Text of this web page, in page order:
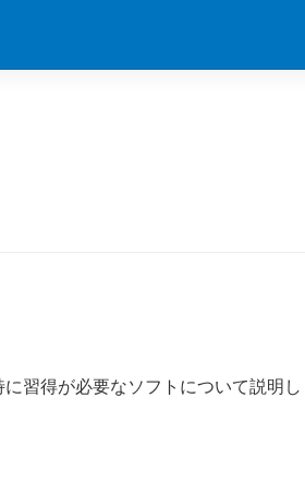
習得が必要なソフトについて説明し